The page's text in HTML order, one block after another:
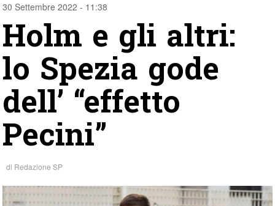
30 Settembre 2022 - 11:38
Holm e gli altri:
lo Spezia gode
dell’ “effetto
Pecini”
di Redazione SP